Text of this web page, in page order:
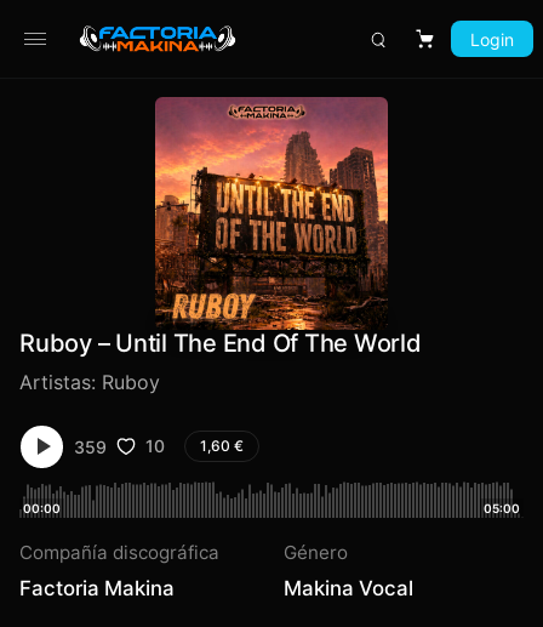
Carrito
Login
Ruboy – Until The End Of The World
Artistas: Ruboy
359 10 1,60 €
00:00 05:00
Compañía discográfica
Factoria Makina
Género
Makina Vocal